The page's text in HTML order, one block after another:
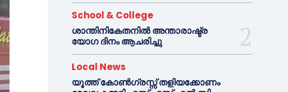
School & College
ശാന്തിനികേതനിൽ അന്താരാഷ്ട്ര
യോഗ ദിനം ആചരിച്ചു
Local News
യൂത്ത് കോൺഗ്രസ്സ് തളിയക്കോണം